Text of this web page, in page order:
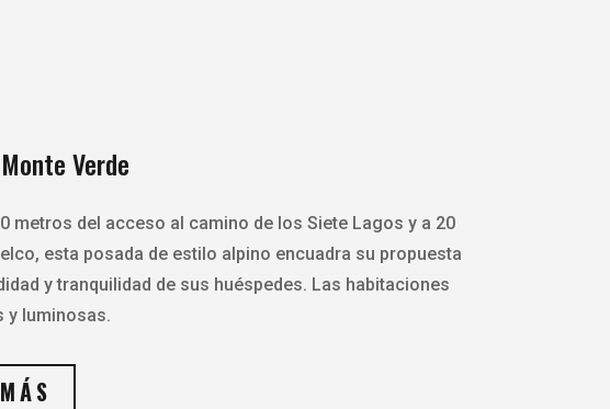
Verde
metros del acceso al camino de los Siete Lagos y a 20
esta posada de estilo alpino encuadra su propuesta
y tranquilidad de sus huéspedes. Las habitaciones
y luminosas.